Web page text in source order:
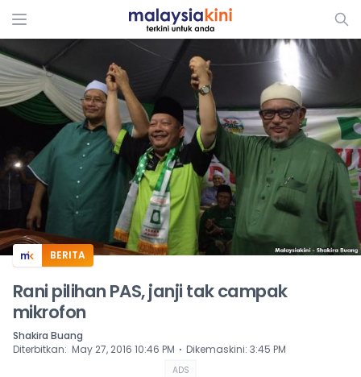
ADS
BERITA
Rani pilihan PAS, janji tak campak
mikrofon
Shakira Buang
Diterbitkan: May 27, 2016 10:46 PM ⋅ Dikemaskini: 3:45 PM
ADS